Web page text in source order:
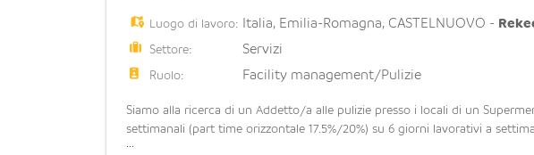
Luogo di lavoro: Italia, Emilia-Romagna, CASTELNUOVO -
Settore: Servizi
Ruolo: Facility management/Pulizie
Siamo alla ricerca di un Addetto/a alle pulizie presso i locali di un
settimanali (part time orizzontale 17.5%/20%) su 6 giorni lavorativi a
operare in una realtà strutturata con prospetti
...